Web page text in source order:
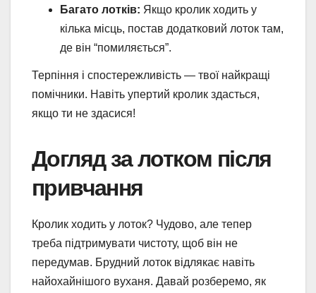
Багато лотків: Якщо кролик ходить у
кілька місць, постав додатковий лоток там,
де він “помиляється”.
Терпіння і спостережливість — твої найкращі
помічники. Навіть упертий кролик здасться,
якщо ти не здасися!
Догляд за лотком після
привчання
Кролик ходить у лоток? Чудово, але тепер
треба підтримувати чистоту, щоб він не
передумав. Брудний лоток відлякає навіть
найохайнішого вуханя. Давай розберемо, як